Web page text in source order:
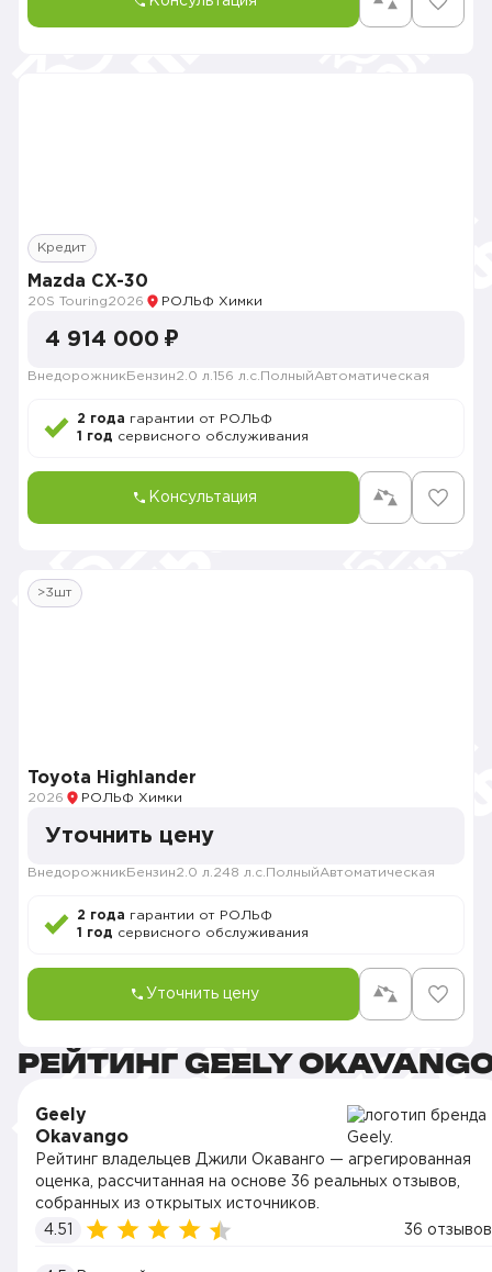
Кредит
Mazda CX-30
20S Touring2026 РОЛЬФ Химки
4 914 000 ₽
Внедорожник Бензин2.0 л. 156 л.с. ПолныйАвтоматическая
2 года гарантии от РОЛЬФ
1 год сервисного обслуживания
Консультация
>3шт
Toyota Highlander
2026 РОЛЬФ Химки
Уточнить цену
Внедорожник Бензин2.0 л. 248 л.с. ПолныйАвтоматическая
2 года гарантии от РОЛЬФ
1 год сервисного обслуживания
Уточнить цену
РЕЙТИНГ GEELY
Geely
Okavango
Рейтинг владельцев Джили Окаванго — агрегированная
оценка, рассчитанная на основе 36 реальных отзывов,
собранных из открытых источников.
4.51
36 отзывов